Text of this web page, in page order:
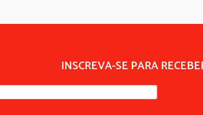
INSCREVA-SE PARA